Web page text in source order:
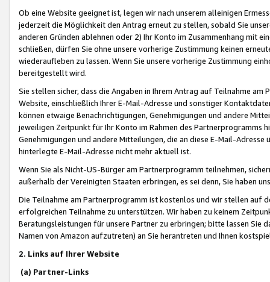
Ob eine Website geeignet ist, legen wir nach unserem alleinigen
jederzeit die Möglichkeit den Antrag erneut zu stellen, sobald Sie
anderen Gründen ablehnen oder 2) Ihr Konto im Zusammenhang mit
schließen, dürfen Sie ohne unsere vorherige Zustimmung keinen
wiederaufleben zu lassen. Wenn Sie unsere vorherige Zustimmung
bereitgestellt wird.
Sie stellen sicher, dass die Angaben in Ihrem Antrag auf Teilnahme
Website, einschließlich Ihrer E-Mail-Adresse und sonstiger
können etwaige Benachrichtigungen, Genehmigungen und andere
jeweiligen Zeitpunkt für Ihr Konto im Rahmen des Partnerprogramms
Genehmigungen und andere Mitteilungen, die an diese E-Mail-
hinterlegte E-Mail-Adresse nicht mehr aktuell ist.
Wenn Sie als Nicht-US-Bürger am Partnerprogramm teilnehmen,
außerhalb der Vereinigten Staaten erbringen, es sei denn, Sie haben
Die Teilnahme am Partnerprogramm ist kostenlos und wir stellen auf
erfolgreichen Teilnahme zu unterstützen. Wir haben zu keinem
Beratungsleistungen für unsere Partner zu erbringen; bitte lassen Sie
Namen von Amazon aufzutreten) an Sie herantreten und Ihnen
2. Links auf Ihrer Website
(a) Partner-Links